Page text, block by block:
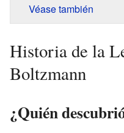
Véase también
Historia de la
Boltzmann
¿Quién